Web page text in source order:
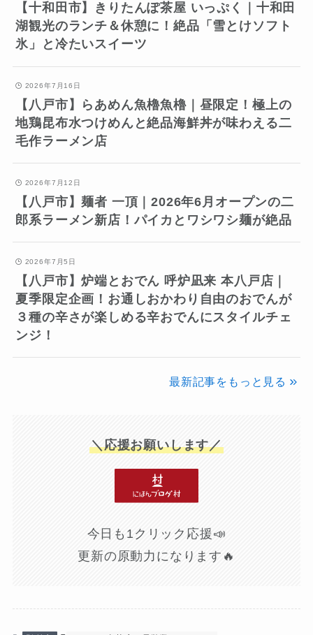
【十和田市】きりたんぽ茶屋 いっぷく｜十和田
湖観光のランチ＆休憩に！絶品「雪とけソフト
氷」と冷たいスイーツ
2026年7月16日
【八戸市】らあめん魚櫓魚櫓｜昼限定！極上の
地鶏昆布水つけめんと絶品海鮮丼が味わえる二
毛作ラーメン店
2026年7月12日
【八戸市】麺者 一頂｜2026年6月オープンの二
郎系ラーメン新店！パイカとワシワシ麺が絶品
2026年7月5日
【八戸市】炉端とおでん 呼炉凪来 本八戸店｜
夏季限定企画！お通しおかわり自由のおでんが
３種の辛さが楽しめる辛おでんにスタイルチェ
ンジ！
最新記事をもっと見る
＼応援お願いします／
今日も1クリック応援📣
更新の原動力になります🔥